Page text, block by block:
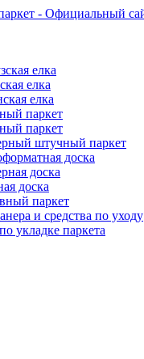
елка
елка
елка
паркет
паркет
штучный паркет
доска
доска
доска
паркет
и средства по уходу
укладке паркета